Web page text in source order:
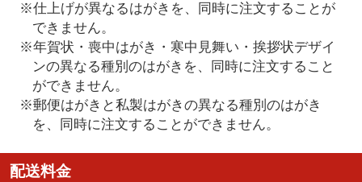
※仕上げが異なるはがきを、同時に注文することが
できません。
※年賀状・喪中はがき・寒中見舞い・挨拶状デザイ
ンの異なる種別のはがきを、同時に注文すること
ができません。
※郵便はがきと私製はがきの異なる種別のはがき
を、同時に注文することができません。
配送料金